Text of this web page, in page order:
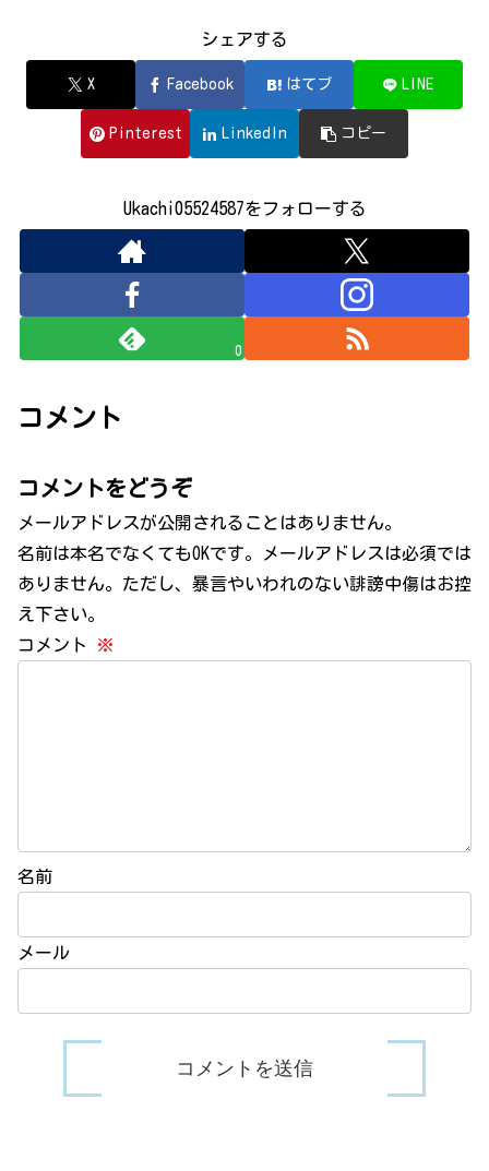
シェアする
X Facebook はてブ LINE
Pinterest LinkedIn コピー
Ukachi05524587をフォローする
0
コメント
コメントをどうぞ
メールアドレスが公開されることはありません。
名前は本名でなくてもOKです。メールアドレスは必須では
ありません。ただし、暴言やいわれのない誹謗中傷はお控
え下さい。
コメント
※
名前
メール